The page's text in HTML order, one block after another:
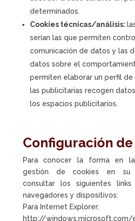
determinados.
Cookies técnicas/análisis:
serían las que permiten
comunicación de datos y las
datos sobre el
permiten elaborar un perfil de
las publicitarias recogen
los espacios publicitarios.
Configuración
Para conocer la forma en
gestión de cookies en su
consultar los siguientes
navegadores y dispositivos:
Para Internet Explorer:
http://windows.microsoft.com/